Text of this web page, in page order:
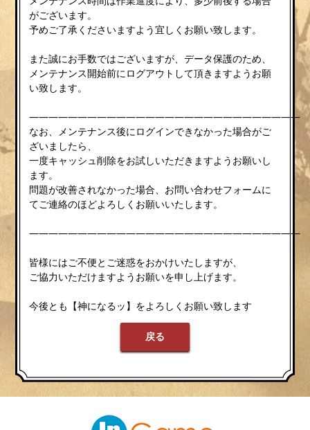
がございます。
予めご了承くださいますよう宜しくお願い致します。
また誠にお手数ではございますが、データ保護のため、
メンテナンス開始前にログアウトして頂きますようお願
い致します。
————————————————————————————
なお、メンテナンス後にログインできなかった場合がご
ざいましたら、
一度キャッシュ削除をお試しいただきますようお願いし
ます。
問題が改善されなかった場合、お問い合わせフォームに
てご連絡のほどよろしくお願いいたします。
————————————————————————————
皆様にはご不便とご迷惑をおかけいたしますが、
ご協力いただけますようお願いを申し上げます。
今後とも【神になるッ】をよろしくお願い致します
戻る